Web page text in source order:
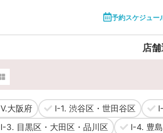
予約スケジュー
店
V.大阪府 Ⅰ-1. 渋谷区・世田谷区
Ⅰ-3. 目黒区・大田区・品川区
Ⅰ-4. 豊